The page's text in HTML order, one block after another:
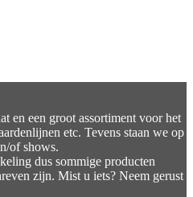
en een groot assortiment voor het
etc. Tevens staan we op
of shows.
dus sommige producten
zijn. Mist u iets? Neem gerust